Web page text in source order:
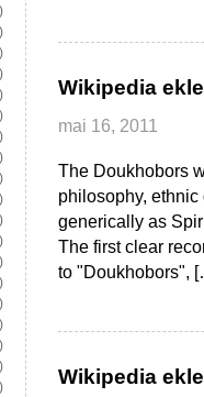
Wikipedia
mai 16, 2011
The Doukhobors
philosophy,
generically as
The first clear
to "Doukhobors",
Wikipedia